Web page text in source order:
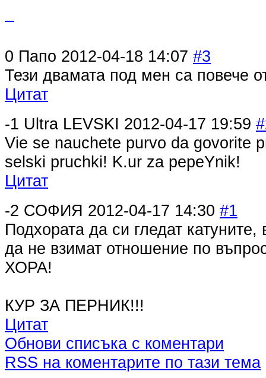
0 Папо 2012-04-18 14:07 #3
Тези двамата под мен са повече
Цитат
-1 Ultra LEVSKI 2012-04-17 19:59
Vie se nauchete purvo da govorite
selski pruchki! K.ur za pepeYnik!
Цитат
-2 СОФИЯ 2012-04-17 14:30 #1
Подхората да си гледат катуните,
да не взимат отношение по
ХОРА!
КУР ЗА ПЕРНИК!!!
Цитат
Обнови списъка с коментари
RSS на коментарите по тази тема